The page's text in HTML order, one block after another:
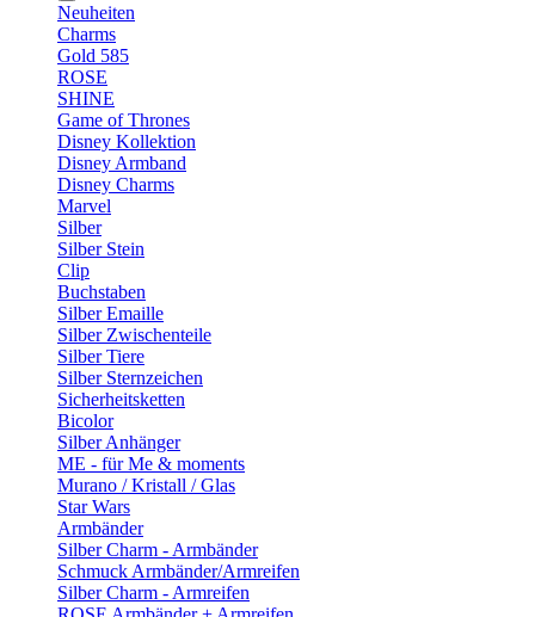
Neuheiten
Charms
Gold 585
ROSE
SHINE
Game of Thrones
Disney Kollektion
Disney Armband
Disney Charms
Marvel
Silber
Silber Stein
Clip
Buchstaben
Silber Emaille
Silber Zwischenteile
Silber Tiere
Silber Sternzeichen
Sicherheitsketten
Bicolor
Silber Anhänger
ME - für Me & moments
Murano / Kristall / Glas
Star Wars
Armbänder
Silber Charm - Armbänder
Schmuck Armbänder/Armreifen
Silber Charm - Armreifen